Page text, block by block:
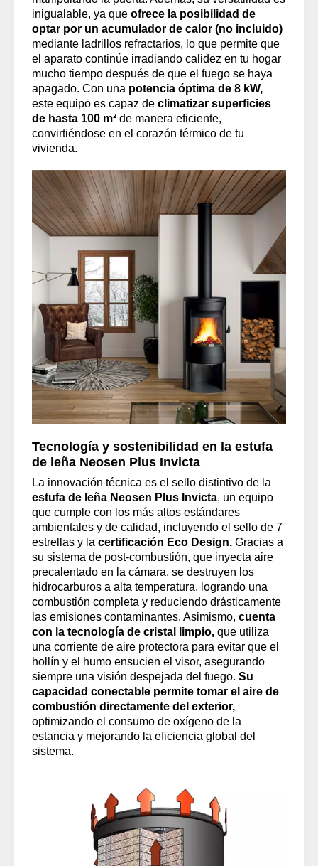
inigualable, ya que ofrece la posibilidad de
optar por un acumulador de calor (no incluido)
mediante ladrillos refractarios, lo que permite que
el aparato continúe irradiando calidez en tu hogar
mucho tiempo después de que el fuego se haya
apagado. Con una potencia óptima de 8 kW,
este equipo es capaz de climatizar superficies
de hasta 100 m² de manera eficiente,
convirtiéndose en el corazón térmico de tu
vivienda.
Tecnología y sostenibilidad en la estufa
de leña Neosen Plus Invicta
La innovación técnica es el sello distintivo de la
estufa de leña Neosen Plus Invicta, un equipo
que cumple con los más altos estándares
ambientales y de calidad, incluyendo el sello de 7
estrellas y la certificación Eco Design. Gracias a
su sistema de post-combustión, que inyecta aire
precalentado en la cámara, se destruyen los
hidrocarburos a alta temperatura, logrando una
combustión completa y reduciendo drásticamente
las emisiones contaminantes. Asimismo, cuenta
con la tecnología de cristal limpio, que utiliza
una corriente de aire protectora para evitar que el
hollín y el humo ensucien el visor, asegurando
siempre una visión despejada del fuego. Su
capacidad conectable permite tomar el aire de
combustión directamente del exterior,
optimizando el consumo de oxígeno de la
estancia y mejorando la eficiencia global del
sistema.